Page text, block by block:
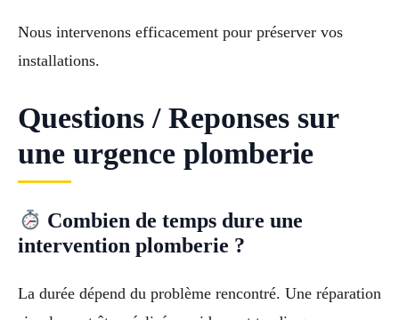
Nous intervenons efficacement pour préserver vos
installations.
Questions / Reponses sur
une urgence plomberie
Combien de temps dure une
intervention plomberie ?
La durée dépend du problème rencontré. Une réparation